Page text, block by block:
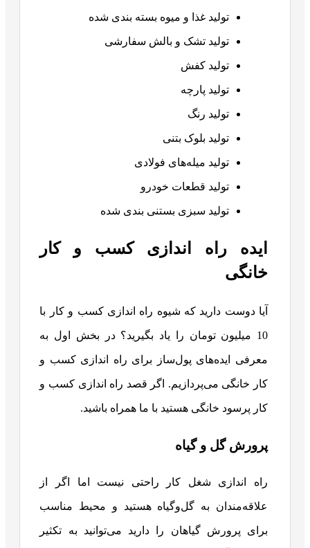
تولید غذا و میوه بسته بندی شده
تولید تشک و بالش سفارشی
تولید کفش
تولید پارچه
تولید رنگ
تولید بلوک بتنی
تولید میله‌های فولادی
تولید قطعات خودرو
تولید سبزی بستنی بندی شده
ایده راه اندازی کسب و کار
خانگی
آیا دوست دارید که شیوه راه اندازی کسب و کار با
10 میلیون تومان را یاد بگیرید؟ در بخش اول به
معرفی ایده‌های پول‌ساز برای راه‌ اندازی کسب‌ و
کار خانگی می‌پردازیم. اگر قصد راه‌ اندازی کسب‌ و
کار پرسود خانگی هستید با ما همراه باشید.
پرورش گل و گیاه
راه اندازی شغل کار راحتی نیست اما اگر از
علاقه‌مندان به گل‌وگیاه هستید و محیط مناسب
برای پرورش گیاهان را دارید می‌توانید به تکثیر